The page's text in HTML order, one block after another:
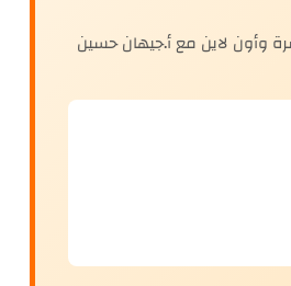
وأون لاين مع أ.جيهان حسين